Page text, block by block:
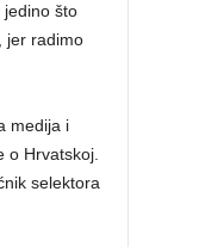
jedino što
jer radimo
medija i
o Hrvatskoj.
selektora